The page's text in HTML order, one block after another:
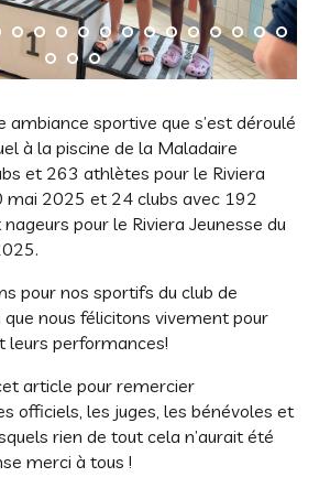
ambiance sportive que s’est déroulé
à la piscine de la Maladaire
et 263 athlètes pour le Riviera
mai 2025 et 24 clubs avec 192
pour le Riviera Jeunesse du
pour nos sportifs du club de
nous félicitons vivement pour
leurs performances!
article pour remercier
officiels, les juges, les bénévoles et
rien de tout cela n’aurait été
merci à tous !